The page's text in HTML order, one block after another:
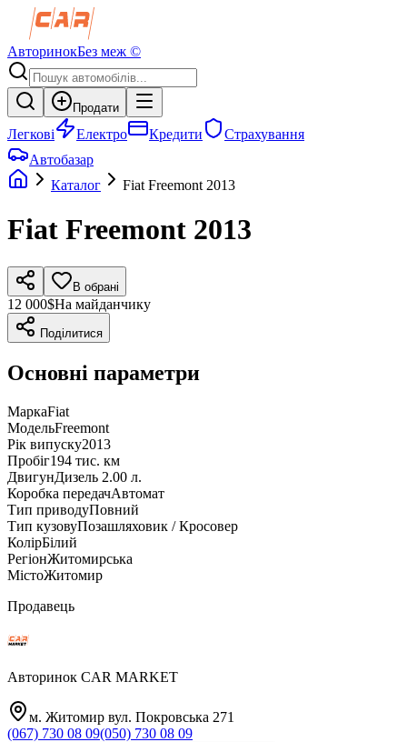
АвторинокБез меж ©
Продати
Легкові Електро Кредити
Страхування
Автобазар
Каталог
Fiat Freemont 2013
Fiat Freemont 2013
В обрані
12 000$На майданчику
Поділитися
Основні параметри
МаркаFiat
МодельFreemont
Рік випуску2013
Пробіг194 тис. км
ДвигунДизель 2.00 л.
Коробка передачАвтомат
Тип приводуПовний
Тип кузовуПозашляховик / Кросовер
КолірБілий
РегіонЖитомирська
МістоЖитомир
Продавець
Авторинок CAR MARKET
м. Житомир вул. Покровська 271
(067) 730 08 09(050) 730 08 09